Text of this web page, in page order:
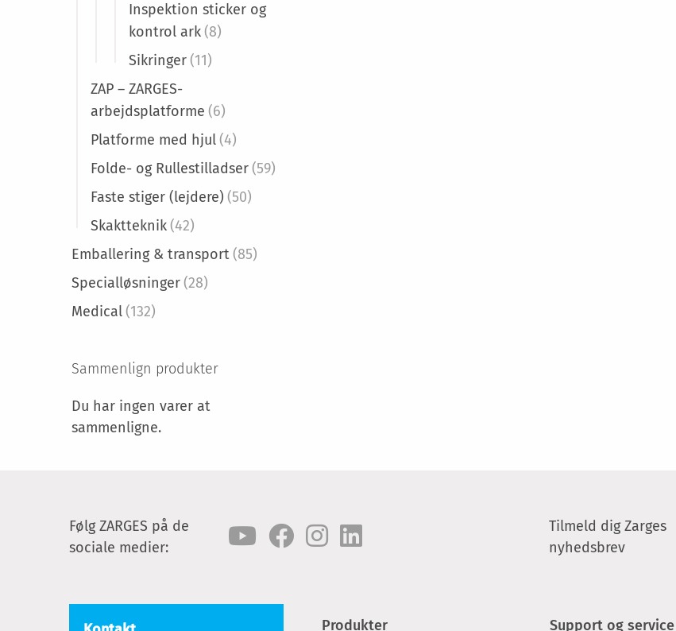
Inspektion sticker og
kontrol ark(8)
Sikringer(11)
ZAP – ZARGES-
arbejdsplatforme (6)
Platforme med hjul(4)
Folde- og Rullestilladser(59)
Faste stiger (lejdere) (50)
Skaktteknik(42)
Emballering & transport(85)
Specialløsninger(28)
Medical(132)
Sammenlign produkter
Du har ingen varer at
sammenligne.
Følg ZARGES på de
sociale medier:
Tilmeld dig Zarges
nyhedsbrev
Produkter Support og service